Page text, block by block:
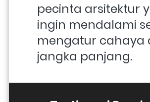
pecinta arsitektur
ingin mendalami
mengatur cahaya
jangka panjang.